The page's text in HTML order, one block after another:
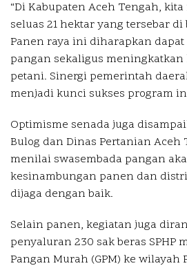
“Di Kabupaten Aceh Tengah,
seluas 21 hektar yang tersebar
Panen raya ini diharapkan
pangan sekaligus meningkatkan
petani. Sinergi pemerintah
menjadi kunci sukses program
Optimisme senada juga
Bulog dan Dinas Pertanian Aceh
menilai swasembada pangan
kesinambungan panen dan
dijaga dengan baik.
Selain panen, kegiatan juga
penyaluran 230 sak beras SPHP
Pangan Murah (GPM) ke wilayah